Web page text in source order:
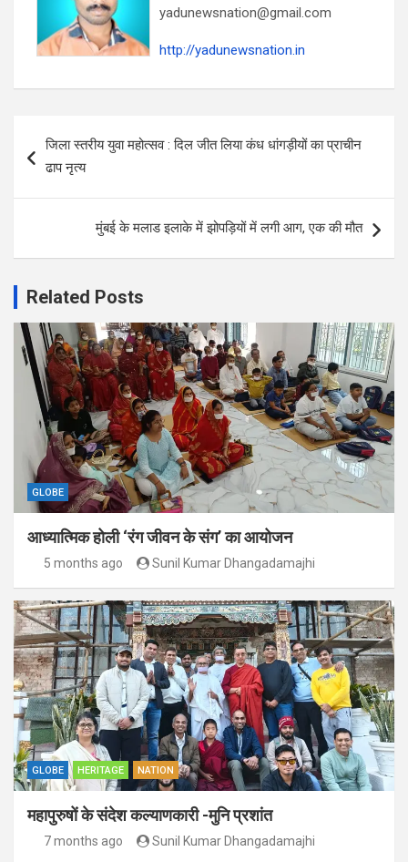
yadunewsnation@gmail.com
http://yadunewsnation.in
navigation
जिला स्तरीय युवा महोत्सव : दिल जीत लिया कंध धांगड़ीयों का प्राचीन
ढाप नृत्य
मुंबई के मलाड इलाके में झोपड़ियों में लगी आग, एक की मौत
Related Posts
GLOBE
आध्यात्मिक होली ‘रंग जीवन के संग’ का आयोजन
5 months ago Sunil Kumar Dhangadamajhi
GLOBE HERITAGE NATION
महापुरुषों के संदेश कल्याणकारी -मुनि प्रशांत
7 months ago Sunil Kumar Dhangadamajhi